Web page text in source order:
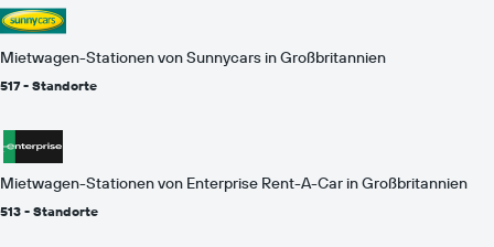
Mietwagen-Stationen von Sunnycars in Großbritannien
517 - Standorte
Mietwagen-Stationen von Enterprise Rent-A-Car in Großbritannien
513 - Standorte